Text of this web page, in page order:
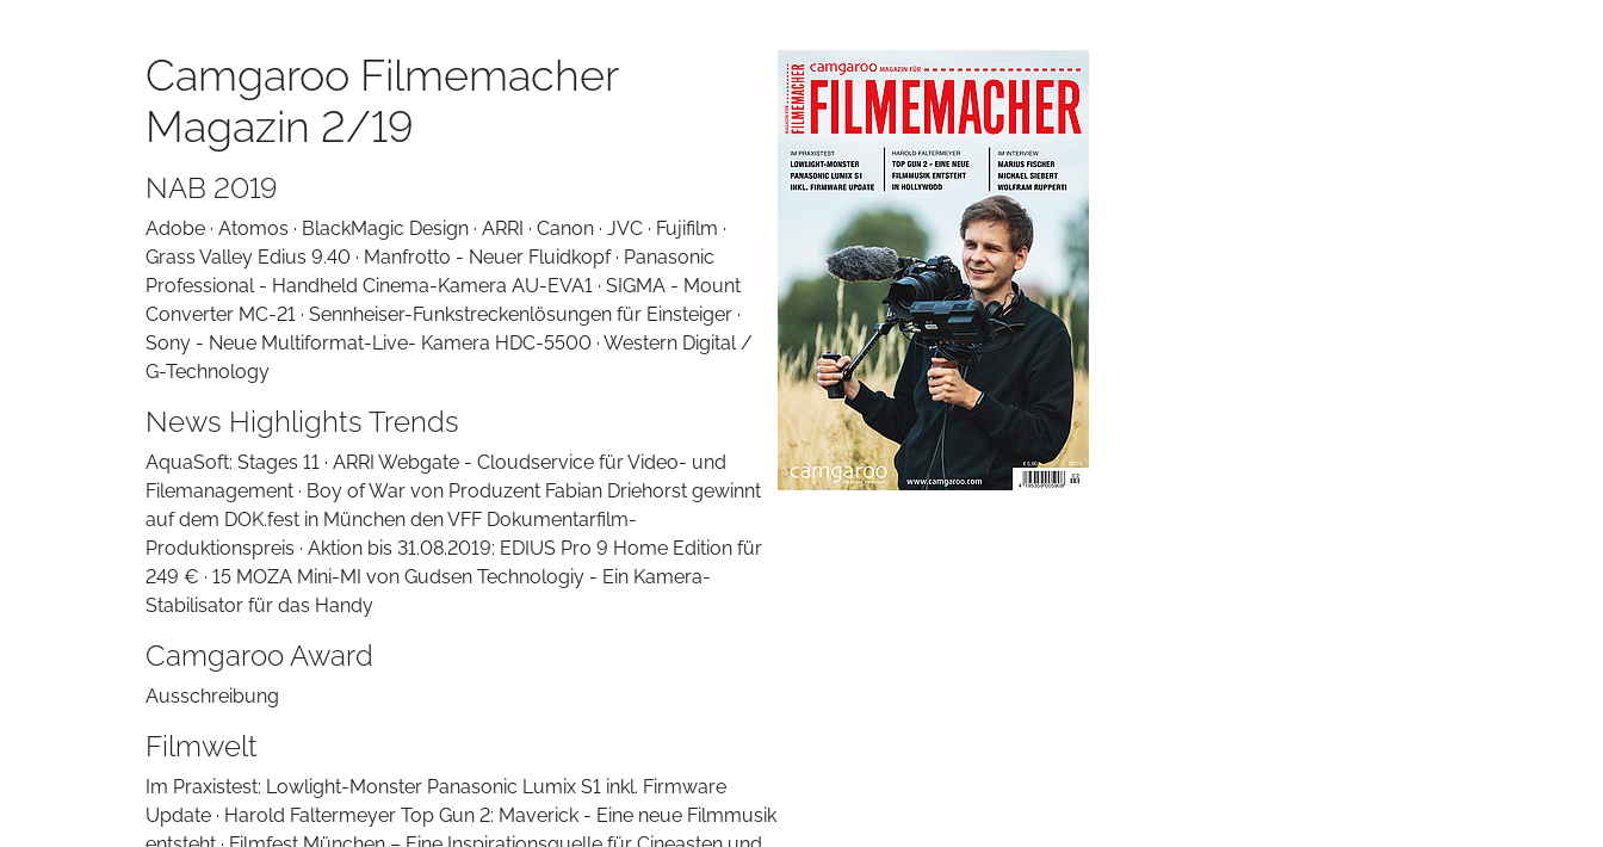
Camgaroo Filmemacher
Magazin 2/19
NAB 2019
Adobe · Atomos · BlackMagic Design · ARRI · Canon · JVC · Fujifilm ·
Grass Valley Edius 9.40 · Manfrotto - Neuer Fluidkopf · Panasonic
Professional - Handheld Cinema-Kamera AU-EVA1 · SIGMA - Mount
Converter MC-21 · Sennheiser-Funkstreckenlösungen für Einsteiger ·
Sony - Neue Multiformat-Live- Kamera HDC-5500 · Western Digital /
G-Technology
News Highlights Trends
AquaSoft: Stages 11 · ARRI Webgate - Cloudservice für Video- und
Filemanagement · Boy of War von Produzent Fabian Driehorst gewinnt
auf dem DOK.fest in München den VFF Dokumentarfilm-
Produktionspreis · Aktion bis 31.08.2019: EDIUS Pro 9 Home Edition für
249 € · 15 MOZA Mini-MI von Gudsen Technologiy - Ein Kamera-
Stabilisator für das Handy
Camgaroo Award
Ausschreibung
Filmwelt
Im Praxistest: Lowlight-Monster Panasonic Lumix S1 inkl. Firmware
Update · Harold Faltermeyer Top Gun 2: Maverick - Eine neue Filmmusik